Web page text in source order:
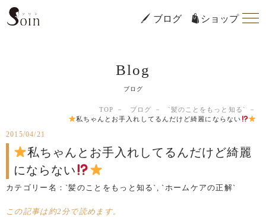
ブログ ショップ
Blog
ブログ
TOP ブログ
`髪のことをもっと知る`
私ちゃんとお手入れしてるんだけど綺麗にならない
2015/04/21
私ちゃんとお手入れしてるんだけど綺麗
にならない
カテゴリー名： `髪のことをもっと知る`, `ホームケアの正解`
この記事は約2分で読めます。